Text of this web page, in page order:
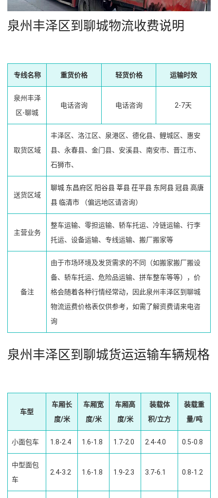
泉州丰泽区到聊城物流收费说明
专线名称 重货价格 轻货价格 运输时效
泉州丰泽
区-聊城
电话咨询 电话咨询 2-7天
取货区域
丰泽区、洛江区、泉港区、德化县、鲤城区、惠安
县、永春县、金门县、安溪县、南安市、晋江市、
石狮市、
送货区域
聊城 东昌府区 阳谷县莘县茌平县 东阿县冠县高唐
县 临清市 （偏远地区请咨询）
主营业务
整车运输、零担运输、轿车托运、冷链运输、行李
托运、设备运输、专线运输、搬厂搬家等
备注
由于市场环境及发货需求的不同（如搬家搬厂搬设
备、轿车托运、危险品运输、拼车整车等等），价
格会随着各种行情经常动，因此泉州丰泽区到聊城
物流运费价格表仅供参考，如需了解资费请来电咨
询
泉州丰泽区到聊城货运运输车辆规格
车型
车厢长
度/米
车厢宽
度/米
车厢高
度/米
装载体
积/立方
装载重
量/吨
小面包车 1.8-2.4 1.6-1.8 1.7-2.0 2.4-4.0 0.5-0.8
中型面包
车
2.4-3.2 1.6-1.8 1.9-2.3 3.7-6.1 0.8-1.2